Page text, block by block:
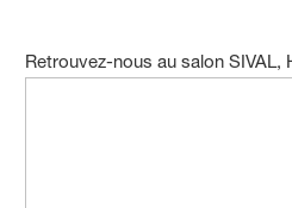
Retrouvez-nous au salon SIVAL,